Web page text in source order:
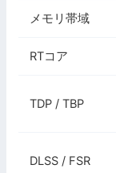
メモリ帯域
RTコア
TDP / TBP
DLSS / FSR